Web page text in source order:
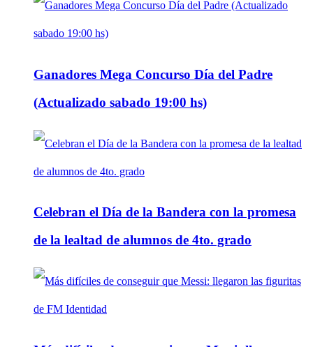
Ganadores Mega Concurso Día del Padre
(Actualizado sabado 19:00 hs)
Celebran el Día de la Bandera con la promesa
de la lealtad de alumnos de 4to. grado